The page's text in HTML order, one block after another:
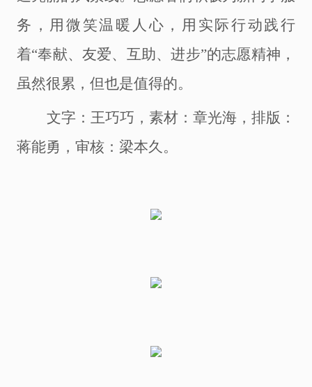
务，用微笑温暖人心，用实际行动践行
着“奉献、友爱、互助、进步”的志愿精神，
虽然很累，但也是值得的。
文字：王巧巧，素材：章光海，排版：
蒋能勇，审核：梁本久。